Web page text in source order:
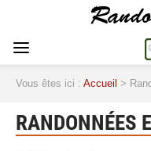
Vous êtes ici : Accueil >
RANDONNÉES